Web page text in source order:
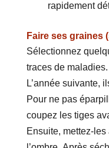
rapidement
Faire ses graines
Sélectionnez
traces de maladies.
L’année suivante,
Pour ne pas
coupez les tiges
Ensuite, mettez-